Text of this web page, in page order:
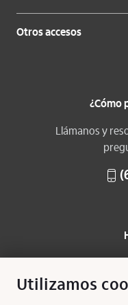
Otros accesos
¿Cómo
Llámanos y
Utilizamos